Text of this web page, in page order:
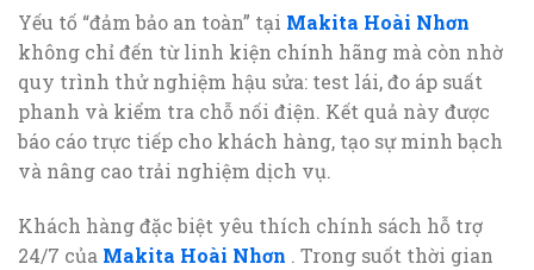
Yếu tố “đảm bảo an toàn” tại Makita Hoài Nhơn
không chỉ đến từ linh kiện chính hãng mà còn nhờ
quy trình thử nghiệm hậu sửa: test lái, đo áp suất
phanh và kiểm tra chỗ nối điện. Kết quả này được
báo cáo trực tiếp cho khách hàng, tạo sự minh bạch
và nâng cao trải nghiệm dịch vụ.
Khách hàng đặc biệt yêu thích chính sách hỗ trợ
24/7 của Makita Hoài Nhơn . Trong suốt thời gian